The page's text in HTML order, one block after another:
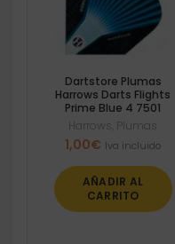
Dartstore Plumas
Harrows Darts Flights
Prime Blue 4 7501
Harrows Plumas
1,00€ Iva incluido
AÑADIR AL
CARRITO